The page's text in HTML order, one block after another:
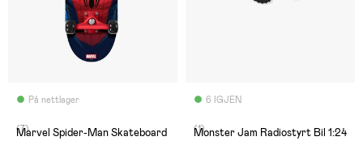
På nettlager
(7)
Marvel Spider-Man Skateboard
6 IGJEN
(1)
Monster Jam Radiostyrt Bil 1:24